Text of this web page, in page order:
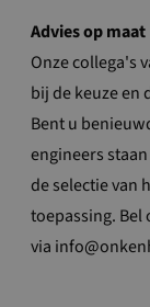
Advies op maat
Onze collega's
bij de keuze en
Bent u
engineers
de selectie van
toepassing. Bel
via